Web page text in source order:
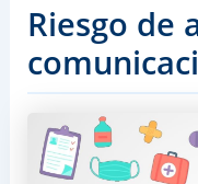
Riesgo de